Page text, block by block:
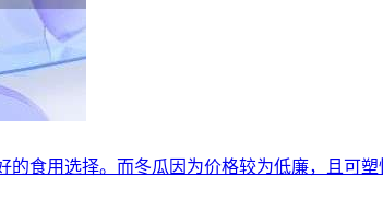
食用选择。而冬瓜因为价格较为低廉，且可